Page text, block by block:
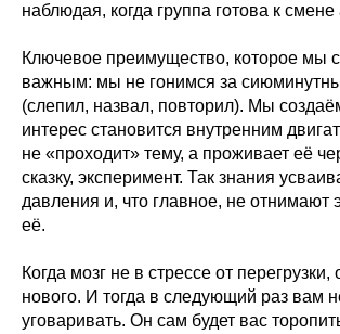
наблюдая, когда группа готова к смене
Ключевое преимущество, которое мы
важным: мы не гонимся за
(слепил, назвал, повторил). Мы
интерес становится внутренним
не «проходит» тему, а проживает её
сказку, эксперимент. Так знания
давления и, что главное, не отнимают
её.
Когда мозг не в стрессе от перегрузки,
нового. И тогда в следующий раз вам
уговаривать. Он сам будет вас